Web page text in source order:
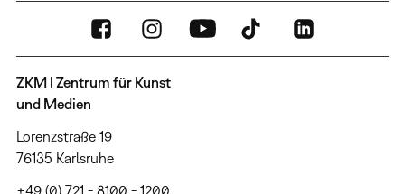
ZKM | Zentrum für Kunst
und Medien
Lorenzstraße 19
76135 Karlsruhe
+49 (0) 721 - 8100 - 1200